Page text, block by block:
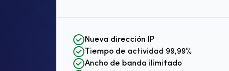
Nueva dirección IP
Tiempo de actividad 99,99%
Ancho de banda ilimitado